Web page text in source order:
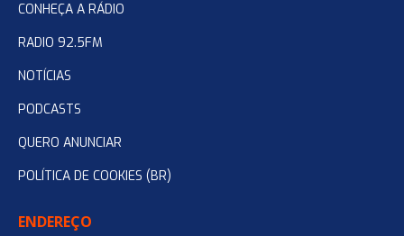
CONHEÇA A RÁDIO
RADIO 92.5FM
NOTÍCIAS
PODCASTS
QUERO ANUNCIAR
POLÍTICA DE COOKIES (BR)
ENDEREÇO